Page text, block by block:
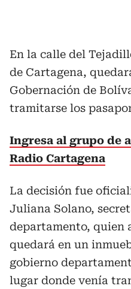
En la calle del
de Cartagena,
Gobernación de
tramitarse los
Ingresa al grupo de
Radio Cartagena
La decisión fue
Juliana Solano,
departamento, quien
quedará en un
gobierno
lugar donde venía